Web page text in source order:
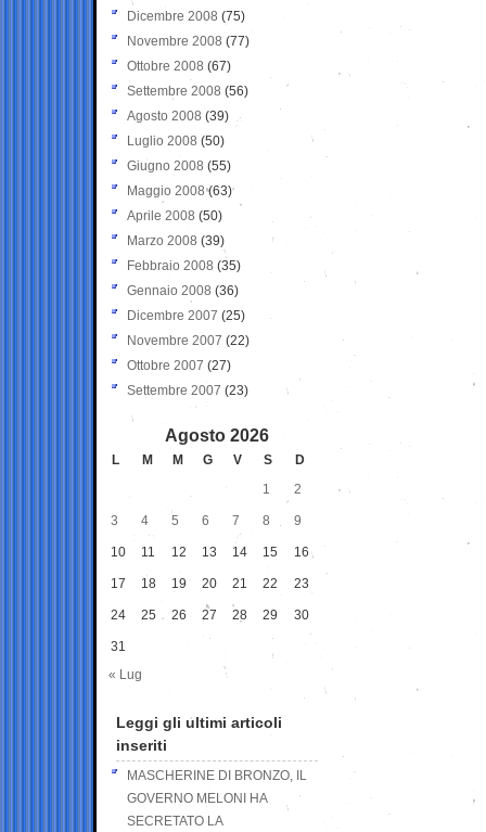
Dicembre 2008 (75)
Novembre 2008 (77)
Ottobre 2008 (67)
Settembre 2008 (56)
Agosto 2008 (39)
Luglio 2008 (50)
Giugno 2008 (55)
Maggio 2008(63)
Aprile 2008 (50)
Marzo 2008 (39)
Febbraio 2008 (35)
Gennaio 2008 (36)
Dicembre 2007 (25)
Novembre 2007 (22)
Ottobre 2007 (27)
Settembre 2007 (23)
Agosto 2026
L M M G V S
D
1
2
3 4 5 6 7 8 9
10 11 12 13 14 15 16
17 18 19 20 21 22 23
24 25 26 27 28 29 30
31
« Lug
Leggi gli ultimi articoli
inseriti
MASCHERINE DI BRONZO, IL
GOVERNO MELONI HA
SECRETATO LA